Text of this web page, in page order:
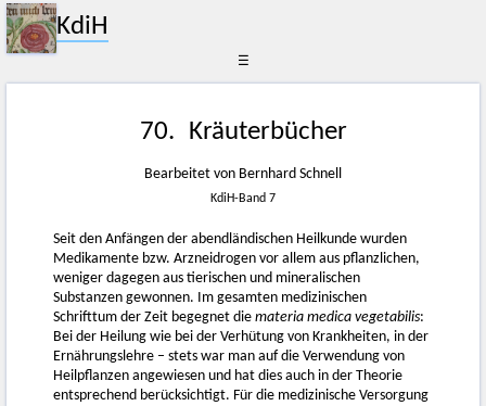
KdiH
☰
70. Kräuterbücher
Bearbeitet von Bernhard Schnell
KdiH-Band 7
Seit den Anfängen der abendländischen Heilkunde wurden
Medikamente bzw. Arzneidrogen vor allem aus pflanzlichen,
weniger dagegen aus tierischen und mineralischen
Substanzen gewonnen. Im gesamten medizinischen
Schrifttum der Zeit begegnet diemateria medica vegetabilis:
Bei der Heilung wie bei der Verhütung von Krankheiten, in der
Ernährungslehre – stets war man auf die Verwendung von
Heilpflanzen angewiesen und hat dies auch in der Theorie
entsprechend berücksichtigt. Für die medizinische Versorgung